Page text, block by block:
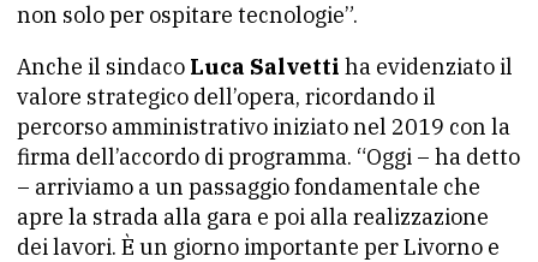
non solo per ospitare tecnologie”.
Anche il sindaco Luca Salvetti ha evidenziato il
valore strategico dell’opera, ricordando il
percorso amministrativo iniziato nel 2019 con la
firma dell’accordo di programma. “Oggi – ha detto
– arriviamo a un passaggio fondamentale che
apre la strada alla gara e poi alla realizzazione
dei lavori. È un giorno importante per Livorno e